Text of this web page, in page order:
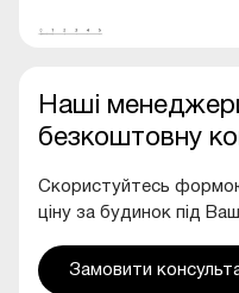
Наші
безкоштовну
Скористуйтесь
ціну за будинок під
Замовити